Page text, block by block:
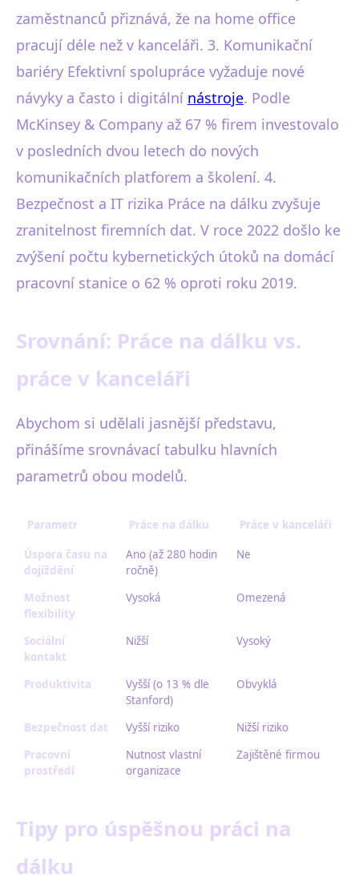
zaměstnanců přiznává, že na home office
pracují déle než v kanceláři. 3. Komunikační
bariéry Efektivní spolupráce vyžaduje nové
návyky a často i digitální nástroje. Podle
McKinsey & Company až 67 % firem investovalo
v posledních dvou letech do nových
komunikačních platforem a školení. 4.
Bezpečnost a IT rizika Práce na dálku zvyšuje
zranitelnost firemních dat. V roce 2022 došlo ke
zvýšení počtu kybernetických útoků na domácí
pracovní stanice o 62 % oproti roku 2019.
Srovnání: Práce na dálku vs.
práce v kanceláři
Abychom si udělali jasnější představu,
přinášíme srovnávací tabulku hlavních
parametrů obou modelů.
Parametr Práce na dálku Práce v kanceláři
Úspora času na
dojíždění
Ano (až 280 hodin
ročně)
Ne
Možnost
flexibility
Vysoká Omezená
Sociální
kontakt
Nižší Vysoký
Produktivita
Vyšší (o 13 % dle
Stanford)
Obvyklá
Bezpečnost dat Vyšší riziko
Nižší riziko
Pracovní
prostředí
Nutnost vlastní
organizace
Zajištěné firmou
Tipy pro úspěšnou práci na
dálku